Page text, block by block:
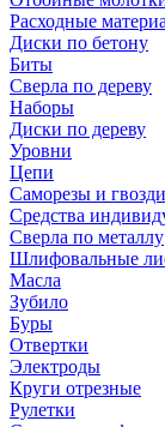
Расходные
Диски по бетону
Биты
Сверла по дереву
Наборы
Диски по дереву
Уровни
Цепи
Саморезы и гвозди
Средства
Сверла по металлу
Шлифовальные
Масла
Зубило
Буры
Отвертки
Электроды
Круги отрезные
Рулетки